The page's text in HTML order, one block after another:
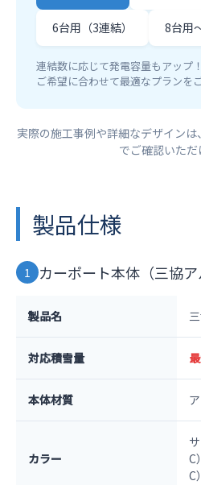
6台用（3連結） 8台用
連結数に応じて発電容量もアップ
ご希望に合わせて最適なプランを
実際の施工事例や詳細なデザインは、
でご確認いただ
製品仕様
1 カーポート本体（三協ア
製品名
対応積雪量
本体材質
カラー
C
C）